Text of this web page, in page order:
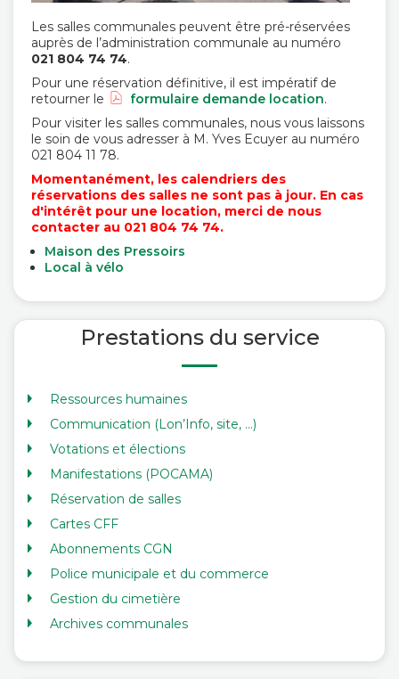
Les salles communales peuvent être pré-réservées
auprès de l’administration communale au numéro
021 804 74 74.
Pour une réservation définitive, il est impératif de
retourner le
formulaire demande location.
Pour visiter les salles communales, nous vous laissons
le soin de vous adresser à M. Yves Ecuyer au numéro
021 804 11 78.
Momentanément, les calendriers des
réservations des salles ne sont pas à jour. En cas
d'intérêt pour une location, merci de nous
contacter au 021 804 74 74.
Maison des Pressoirs
Local à vélo
Prestations du service
Ressources humaines
Communication (Lon’Info, site, …)
Votations et élections
Manifestations (POCAMA)
Réservation de salles
Cartes CFF
Abonnements CGN
Police municipale et du commerce
Gestion du cimetière
Archives communales